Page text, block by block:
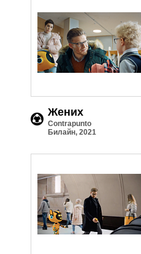
Жених
Contrapunto
Билайн, 2021